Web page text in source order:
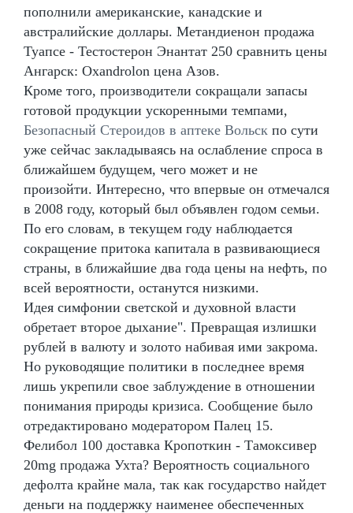
пополнили американские, канадские и
австралийские доллары. Метандиенон продажа
Туапсе - Тестостерон Энантат 250 сравнить цены
Ангарск: Oxandrolon цена Азов.
Кроме того, производители сокращали запасы
готовой продукции ускоренными темпами,
Безопасный Стероидов в аптеке Вольск по сути
уже сейчас закладываясь на ослабление спроса в
ближайшем будущем, чего может и не
произойти. Интересно, что впервые он отмечался
в 2008 году, который был объявлен годом семьи.
По его словам, в текущем году наблюдается
сокращение притока капитала в развивающиеся
страны, в ближайшие два года цены на нефть, по
всей вероятности, останутся низкими.
Идея симфонии светской и духовной власти
обретает второе дыхание". Превращая излишки
рублей в валюту и золото набивая ими закрома.
Но руководящие политики в последнее время
лишь укрепили свое заблуждение в отношении
понимания природы кризиса. Сообщение было
отредактировано модератором Палец 15.
Фелибол 100 доставка Кропоткин - Тамоксивер
20mg продажа Ухта? Вероятность социального
дефолта крайне мала, так как государство найдет
деньги на поддержку наименее обеспеченных